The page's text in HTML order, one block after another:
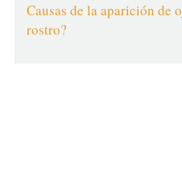
Causas de la aparición de
rostro?